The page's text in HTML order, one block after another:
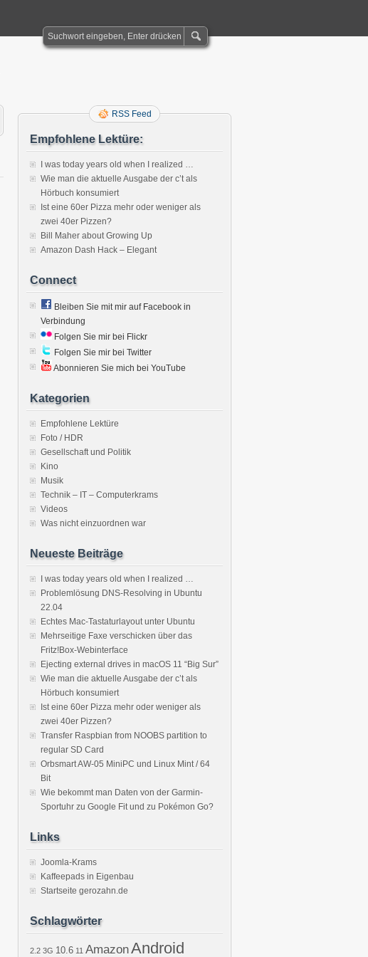
RSS Feed
Empfohlene Lektüre:
I was today years old when I realized …
Wie man die aktuelle Ausgabe der c’t als
Hörbuch konsumiert
Ist eine 60er Pizza mehr oder weniger als
zwei 40er Pizzen?
Bill Maher about Growing Up
Amazon Dash Hack – Elegant
Connect
Bleiben Sie mit mir auf Facebook in
Verbindung
Folgen Sie mir bei Flickr
Folgen Sie mir bei Twitter
Abonnieren Sie mich bei YouTube
Kategorien
Empfohlene Lektüre
Foto / HDR
Gesellschaft und Politik
Kino
Musik
Technik – IT – Computerkrams
Videos
Was nicht einzuordnen war
Neueste Beiträge
I was today years old when I realized …
Problemlösung DNS-Resolving in Ubuntu
22.04
Echtes Mac-Tastaturlayout unter Ubuntu
Mehrseitige Faxe verschicken über das
Fritz!Box-Webinterface
Ejecting external drives in macOS 11 “Big Sur”
Wie man die aktuelle Ausgabe der c’t als
Hörbuch konsumiert
Ist eine 60er Pizza mehr oder weniger als
zwei 40er Pizzen?
Transfer Raspbian from NOOBS partition to
regular SD Card
Orbsmart AW-05 MiniPC und Linux Mint / 64
Bit
Wie bekommt man Daten von der Garmin-
Sportuhr zu Google Fit und zu Pokémon Go?
Links
Joomla-Krams
Kaffeepads in Eigenbau
Startseite gerozahn.de
Schlagwörter
2.2 3G 10.6 11 AmazonAndroid